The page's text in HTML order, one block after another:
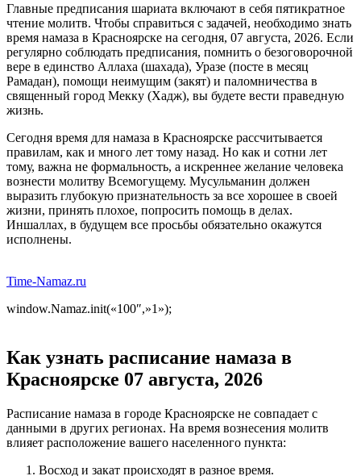
Главные предписания шариата включают в себя пятикратное
чтение молитв. Чтобы справиться с задачей, необходимо знать
время намаза в Красноярске на сегодня, 07 августа, 2026. Если
регулярно соблюдать предписания, помнить о безоговорочной
вере в единство Аллаха (шахада), Уразе (посте в месяц
Рамадан), помощи неимущим (закят) и паломничества в
священный город Мекку (Хадж), вы будете вести праведную
жизнь.
Сегодня время для намаза в Красноярске рассчитывается
правилам, как и много лет тому назад. Но как и сотни лет
тому, важна не формальность, а искреннее желание человека
вознести молитву Всемогущему. Мусульманин должен
выразить глубокую признательность за все хорошее в своей
жизни, принять плохое, попросить помощь в делах.
Иншаллах, в будущем все просьбы обязательно окажутся
исполнены.
Time-Namaz.ru
window.Namaz.init(«100″,»1»);
Как узнать расписание намаза в
Красноярске 07 августа, 2026
Расписание намаза в городе Красноярске не совпадает с
данными в других регионах. На время вознесения молитв
влияет расположение вашего населенного пункта:
Восход и закат происходят в разное время.